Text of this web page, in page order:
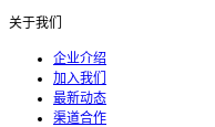
关于我们
企业介绍
加入我们
最新动态
渠道合作